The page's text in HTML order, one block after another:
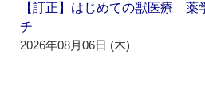
【訂正】はじめての獣医療 薬
チ
2026年08月06日 (木)